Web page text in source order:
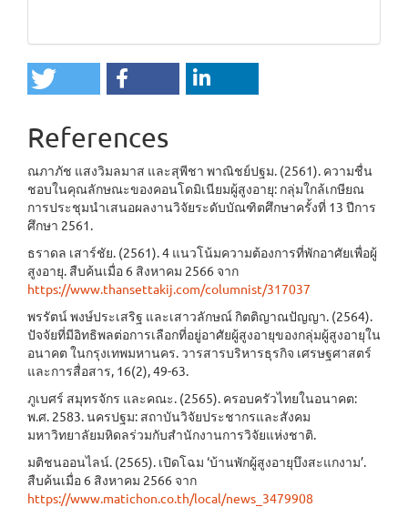
References
ณภาภัช แสงวิมลมาส และสุพีชา พาณิชย์ปฐม. (2561). ความชื่น
ชอบในคุณลักษณะของคอนโดมิเนียมผู้สูงอายุ: กลุ่มใกล้เกษียณ
การประชุมนําเสนอผลงานวิจัยระดับบัณฑิตศึกษาครั้งที่ 13 ปีการ
ศึกษา 2561.
ธราดล เสาร์ชัย. (2561). 4 แนวโน้มความต้องการที่พักอาศัยเพื่อผู้
สูงอายุ. สืบค้นเมื่อ 6 สิงหาคม 2566 จาก
https://www.thansettakij.com/columnist/317037
พรรัตน์ พงษ์ประเสริฐ และเสาวลักษณ์ กิตติญาณปัญญา. (2564).
ปัจจัยที่มีอิทธิพลต่อการเลือกที่อยู่อาศัยผู้สูงอายุของกลุ่มผู้สูงอายุใน
อนาคต ในกรุงเทพมหานคร. วารสารบริหารธุรกิจ เศรษฐศาสตร์
และการสื่อสาร, 16(2), 49-63.
ภูเบศร์ สมุทรจักร และคณะ. (2565). ครอบครัวไทยในอนาคต:
พ.ศ. 2583. นครปฐม: สถาบันวิจัยประชากรและสังคม
มหาวิทยาลัยมหิดลร่วมกับสำนักงานการวิจัยแห่งชาติ.
มติชนออนไลน์. (2565). เปิดโฉม ‘บ้านพักผู้สูงอายุบึงสะแกงาม’.
สืบค้นเมื่อ 6 สิงหาคม 2566 จาก
https://www.matichon.co.th/local/news_3479908